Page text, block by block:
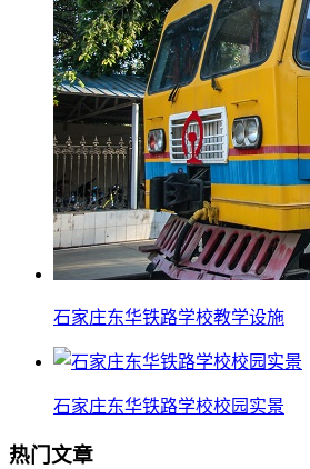
石家庄东华铁路学校教学设施
石家庄东华铁路学校校园实景
热门文章